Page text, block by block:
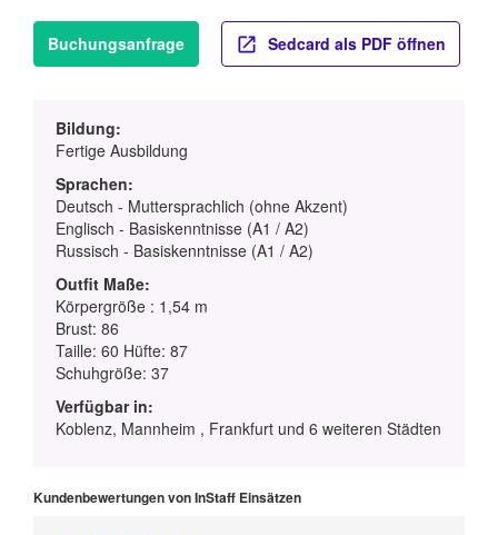
Buchungsanfrage Sedcard als PDF öffnen
Bildung:
Fertige Ausbildung
Sprachen:
Deutsch - Muttersprachlich (ohne Akzent)
Englisch - Basiskenntnisse (A1 / A2)
Russisch - Basiskenntnisse (A1 / A2)
Outfit Maße:
Körpergröße : 1,54 m
Brust: 86
Taille: 60 Hüfte: 87
Schuhgröße: 37
Verfügbar in:
Koblenz, Mannheim , Frankfurt und 6 weiteren Städten
Kundenbewertungen von InStaff Einsätzen